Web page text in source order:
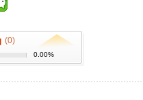
(0)
0.00%